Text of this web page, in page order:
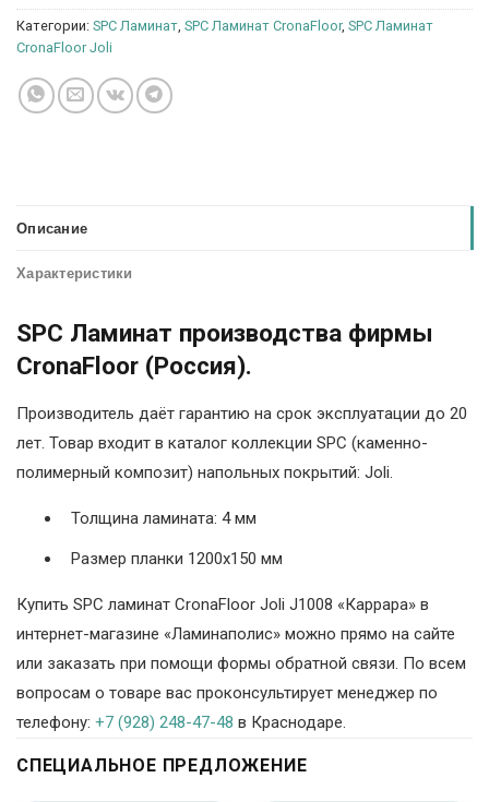
Категории: SPC Ламинат SPC Ламинат CronaFloor, SPC Ламинат
CronaFloor Joli
Описание
Характеристики
SPC Ламинат производства фирмы
CronaFloor (Россия).
Производитель даёт гарантию на срок эксплуатации до 20
лет. Товар входит в каталог коллекции SPC (каменно-
полимерный композит) напольных покрытий: Joli.
Толщина ламината: 4 мм
Размер планки 1200х150 мм
Купить SPC ламинат CronaFloor Joli J1008 «Каррара» в
интернет-магазине «Ламинаполис» можно прямо на сайте
или заказать при помощи формы обратной связи. По всем
вопросам о товаре вас проконсультирует менеджер по
телефону: +7 (928) 248-47-48 в Краснодаре.
СПЕЦИАЛЬНОЕ ПРЕДЛОЖЕНИЕ